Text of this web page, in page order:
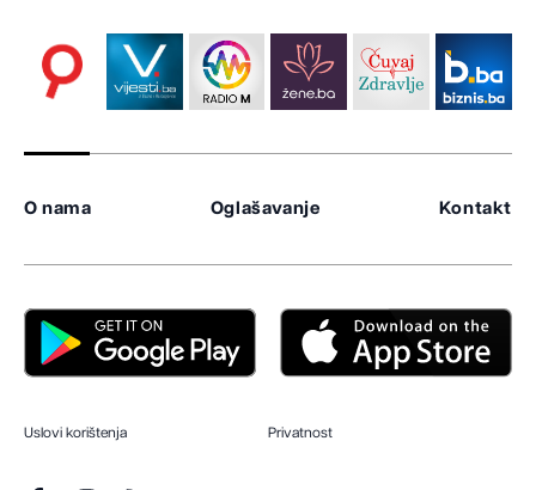
O nama Oglašavanje Kontakt
Uslovi korištenja Privatnost